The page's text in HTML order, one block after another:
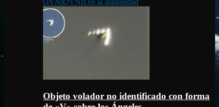
OVNIOVNIs en la antigüedad
Objeto volador no identificado con forma